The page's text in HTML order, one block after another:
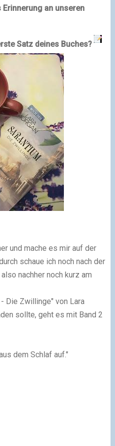
an unseren
Satz deines Buches?
und mache es mir auf der
schaue ich noch nach der
nachher noch kurz am
Die Zwillinge" von Lara
sollte, geht es mit Band 2
dem Schlaf auf."